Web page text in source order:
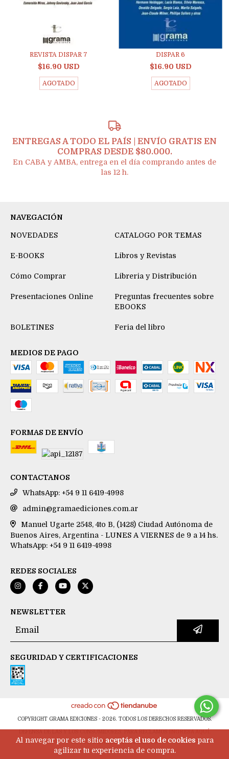
Al navegar por este sitio aceptás el uso de cookies para
agilizar tu experiencia de compra.
REVISTA DISPAR 7
$16.90 USD
AGOTADO
DISPAR 6
$16.90 USD
AGOTADO
ENTREGAS A TODO EL PAÍS | ENVÍO GRATIS EN
COMPRAS DESDE $80.000.
En CABA y AMBA, entrega en el día comprando antes de
las 12 h.
NAVEGACIÓN
NOVEDADES CATALOGO POR TEMAS
E-BOOKS Libros y Revistas
Cómo Comprar Libreria y Distribución
Presentaciones Online
Preguntas frecuentes sobre
EBOOKS
BOLETINES Feria del libro
MEDIOS DE PAGO
FORMAS DE ENVÍO
CONTACTANOS
WhatsApp: +54 9 11 6419-4998
admin@gramaediciones.com.ar
Manuel Ugarte 2548, 4to B, (1428) Ciudad Autónoma de
Buenos Aires, Argentina - LUNES A VIERNES de 9 a 14 hs.
WhatsApp: +54 9 11 6419-4998
REDES SOCIALES
NEWSLETTER
SEGURIDAD Y CERTIFICACIONES
COPYRIGHT GRAMA EDICIONES - 2026. TODOS LOS DERECHOS RESERVADOS.
BOTÓN DE ARREPENTIMIENTO